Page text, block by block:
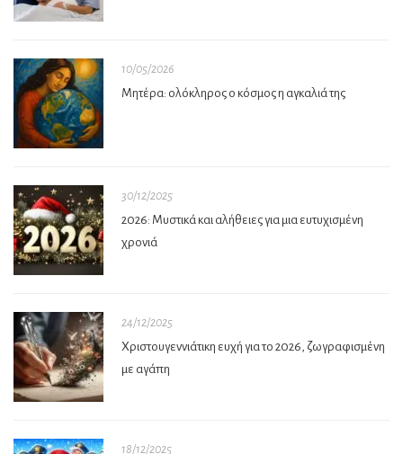
10/05/2026
Μητέρα: ολόκληρος ο κόσμος η αγκαλιά της
30/12/2025
2026: Μυστικά και αλήθειες για μια ευτυχισμένη
χρονιά
24/12/2025
Χριστουγεννιάτικη ευχή για το 2026, ζωγραφισμένη
με αγάπη
18/12/2025